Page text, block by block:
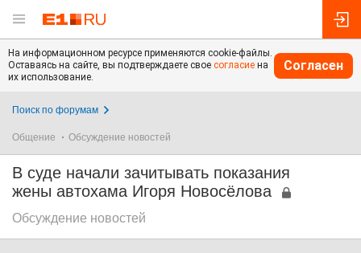
На информационном ресурсе применяются cookie-файлы.
Оставаясь на сайте, вы подтверждаете свое согласие на
их использование.
Согласен
Поиск по форумам
Общение Обсуждение новостей
В суде начали зачитывать показания
жены автохама Игоря Новосёлова
Обсуждение новостей